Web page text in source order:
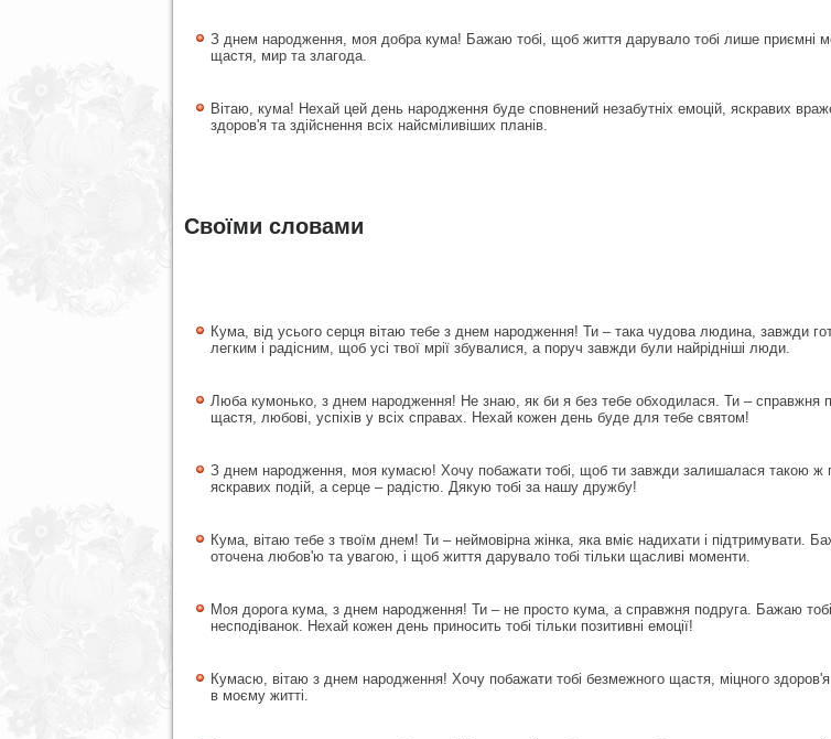
З днем народження, моя добра кума! Бажаю тобі, щоб життя дарувало тобі лише приємні
щастя, мир та злагода.
Вітаю, кума! Нехай цей день народження буде сповнений незабутніх емоцій, яскравих
здоров'я та здійснення всіх найсміливіших планів.
Своїми словами
Кума, від усього серця вітаю тебе з днем народження! Ти – така чудова людина, завжди
легким і радісним, щоб усі твої мрії збувалися, а поруч завжди були найрідніші люди.
Люба кумонько, з днем народження! Не знаю, як би я без тебе обходилася. Ти – справжня
щастя, любові, успіхів у всіх справах. Нехай кожен день буде для тебе святом!
З днем народження, моя кумасю! Хочу побажати тобі, щоб ти завжди залишалася такою ж
яскравих подій, а серце – радістю. Дякую тобі за нашу дружбу!
Кума, вітаю тебе з твоїм днем! Ти – неймовірна жінка, яка вміє надихати і підтримувати.
оточена любов'ю та увагою, і щоб життя дарувало тобі тільки щасливі моменти.
Моя дорога кума, з днем народження! Ти – не просто кума, а справжня подруга. Бажаю
несподіванок. Нехай кожен день приносить тобі тільки позитивні емоції!
Кумасю, вітаю з днем народження! Хочу побажати тобі безмежного щастя, міцного
в моєму житті.